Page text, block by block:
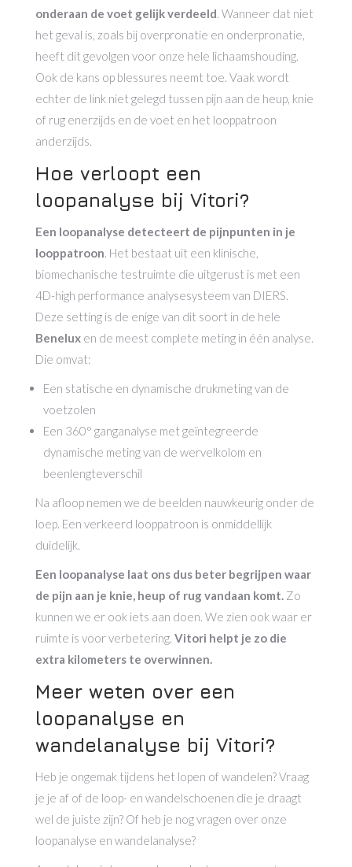
onderaan de voet gelijk verdeeld. Wanneer dat niet
het geval is, zoals bij overpronatie en onderpronatie,
heeft dit gevolgen voor onze hele lichaamshouding.
Ook de kans op blessures neemt toe. Vaak wordt
echter de link niet gelegd tussen pijn aan de heup, knie
of rug enerzijds en de voet en het looppatroon
anderzijds.
Hoe verloopt een
loopanalyse bij Vitori?
Een loopanalyse detecteert de pijnpunten in je
looppatroon. Het bestaat uit een klinische,
biomechanische testruimte die uitgerust is met een
4D-high performance analysesysteem van DIERS.
Deze setting is de enige van dit soort in de hele
Benelux en de meest complete meting in één analyse.
Die omvat:
Een statische en dynamische drukmeting van de
voetzolen
Een 360° ganganalyse met geïntegreerde
dynamische meting van de wervelkolom en
beenlengteverschil
Na afloop nemen we de beelden nauwkeurig onder de
loep. Een verkeerd looppatroon is onmiddellijk
duidelijk.
Een loopanalyse laat ons dus beter begrijpen waar
de pijn aan je knie, heup of rug vandaan komt. Zo
kunnen we er ook iets aan doen. We zien ook waar er
ruimte is voor verbetering. Vitori helpt je zo die
extra kilometers te overwinnen.
Meer weten over een
loopanalyse en
wandelanalyse bij Vitori?
Heb je ongemak tijdens het lopen of wandelen? Vraag
je je af of de loop- en wandelschoenen die je draagt
wel de juiste zijn? Of heb je nog vragen over onze
loopanalyse en wandelanalyse?